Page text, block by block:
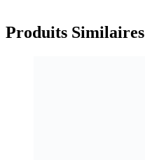
Produits Similaires